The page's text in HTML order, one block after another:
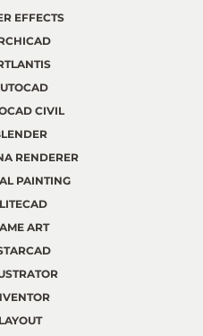
EFFECTS
CIVIL
RENDERER
PAINTING
ART